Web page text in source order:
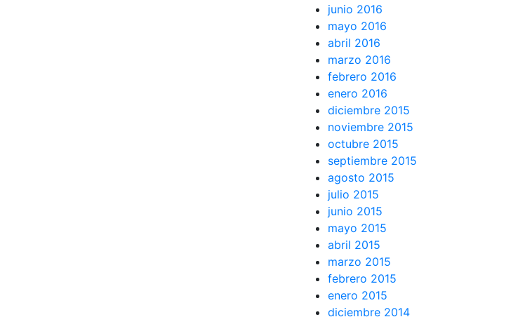
junio 2016
mayo 2016
abril 2016
marzo 2016
febrero 2016
enero 2016
diciembre 2015
noviembre 2015
octubre 2015
septiembre 2015
agosto 2015
julio 2015
junio 2015
mayo 2015
abril 2015
marzo 2015
febrero 2015
enero 2015
diciembre 2014